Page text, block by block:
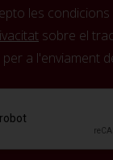
les
sobre el
a l'enviament